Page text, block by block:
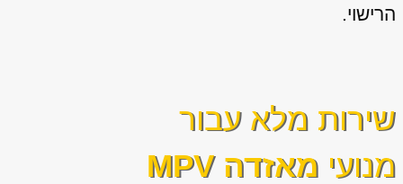
הרישוי.
שירות מלא עבור
מנועי מאזדה MPV